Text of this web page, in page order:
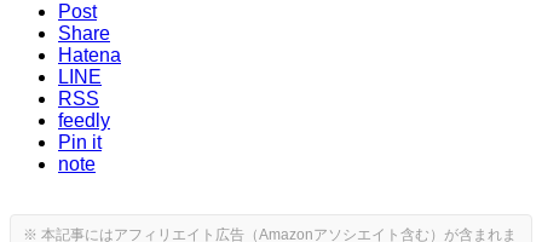
Post
Share
Hatena
LINE
RSS
feedly
Pin it
note